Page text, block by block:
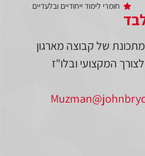
של קבוצה מארגון
המקצועי ובלו"ז
חומרי לימוד ייחודיים ובלעדיים